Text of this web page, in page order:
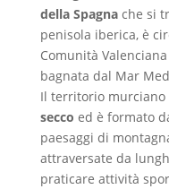
della Spagnache si
penisola iberica, è
Comunità
bagnata dal Mar
Il territorio murciano
secco ed è formato
paesaggi di
attraversate da
praticare attività